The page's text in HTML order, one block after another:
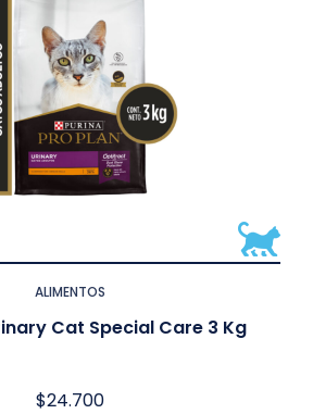
ALIMENTOS
Cat Special Care 3 Kg
$24.700